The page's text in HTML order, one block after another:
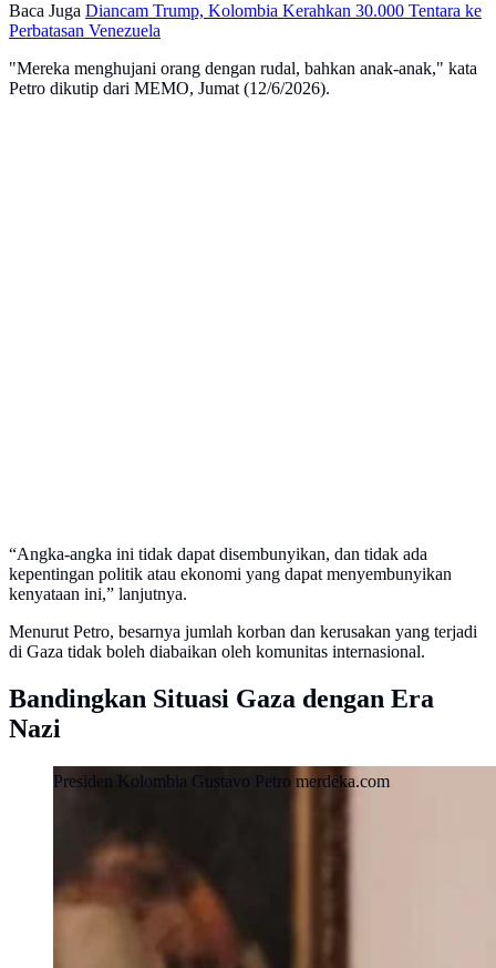
Baca Juga Diancam Trump, Kolombia Kerahkan 30.000 Tentara ke
Perbatasan Venezuela
"Mereka menghujani orang dengan rudal, bahkan anak-anak," kata
Petro dikutip dari MEMO, Jumat (12/6/2026).
“Angka-angka ini tidak dapat disembunyikan, dan tidak ada
kepentingan politik atau ekonomi yang dapat menyembunyikan
kenyataan ini,” lanjutnya.
Menurut Petro, besarnya jumlah korban dan kerusakan yang terjadi
di Gaza tidak boleh diabaikan oleh komunitas internasional.
Bandingkan Situasi Gaza dengan Era
Nazi
Presiden Kolombia Gustavo Petro merdeka.com